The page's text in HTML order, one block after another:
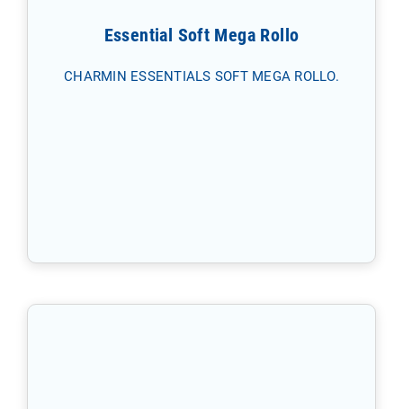
Essential Soft Mega Rollo
CHARMIN ESSENTIALS SOFT MEGA ROLLO.